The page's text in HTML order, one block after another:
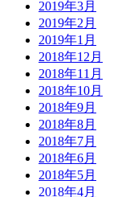
2019年3月
2019年2月
2019年1月
2018年12月
2018年11月
2018年10月
2018年9月
2018年8月
2018年7月
2018年6月
2018年5月
2018年4月